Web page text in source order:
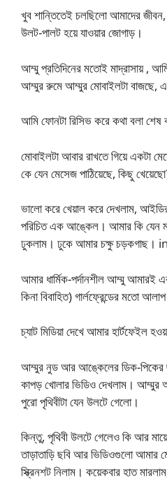
খুব শান্তিতেই চলছিলো আমাদের
উলট-পালট হয়ে যাওয়ার জোগাড়।
আম্মু প্রতিদিনের মতোই মাদ্রাসায় ,
আম্মুর রুমে আম্মুর মোবাইলটা বাজছে,
আমি ফোনটা রিসিভ করে কথা বলা শেষ
মোবাইলটা আবার রাখতে গিয়ে একটা
কে যেন মেসেজ পাঠিয়েছে, কিছু
ভালো করে খেয়াল করে দেখলাম,
পরিচিত এক আঙ্কেল। আমার কি যেন
ঢুকলাম। ঢুকে আমার চক্ষু
আমার ধার্মিক-পর্দানশীল আম্মু আমারই
কিনা বিবাহিত) গার্লফ্রেন্ডের মতো
চ্যাট মিডিয়া দেখে আমার হার্টফেইল
আম্মুর নুড আর আঙ্কেলের ডিক-পিকের
কাপড় খোলার ভিডিও দেখলাম।
পুরো পৃথিবীটা যেন উলটে গেলো।
কিন্তু, পৃথিবী উলটে গেলেও কি আর
তাড়াতাড়ি ছবি আর ভিডিওগুলো আমার
স্ক্রিনশট নিলাম। কয়েকবার হাত